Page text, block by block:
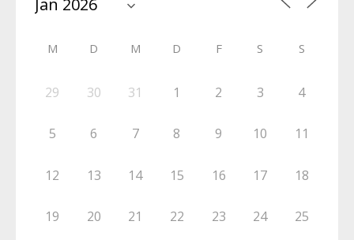
M D M D F S S
29 30 31 1 2 3 4
5 6 7 8 9 10 11
12 13 14 15 16 17 18
19 20 21 22 23 24 25